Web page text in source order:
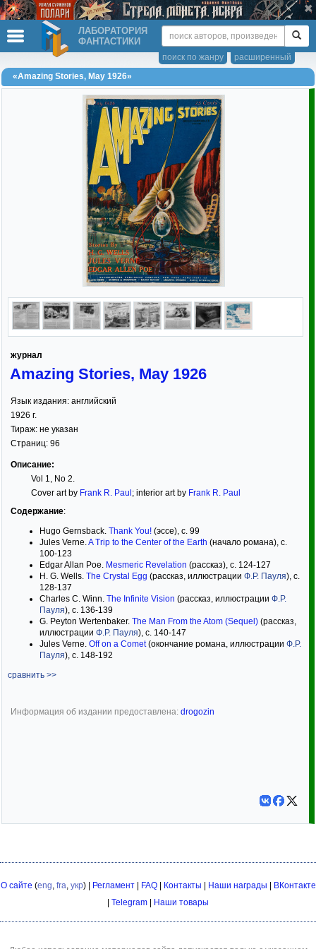
ЛАБОРАТОРИЯ
ФАНТАСТИКИ
расширенный
поиск по жанру
«Amazing Stories, May 1926»
журнал
Amazing Stories, May 1926
Язык издания: английский
1926 г.
Тираж: не указан
Страниц: 96
Описание:
Vol 1, No 2.
Cover art by Frank R. Paul ; interior art by Frank R. Paul
Содержание:
Hugo Gernsback. Thank You! (эссе), с. 99
Jules Verne.A Trip to the Center of the Earth (начало романа), с.
100-123
Edgar Allan Poe. Mesmeric Revelation (рассказ), с. 124-127
H. G. Wells. The Crystal Egg (рассказ, иллюстрации Ф.Р. Пауля), с.
128-137
Charles C. Winn. The Infinite Vision (рассказ, иллюстрации Ф.Р.
Пауля), с. 136-139
G. Peyton Wertenbaker. The Man From the Atom (Sequel) (рассказ,
иллюстрации Ф.Р. Пауля), с. 140-147
Jules Verne. Off on a Comet(окончание романа, иллюстрации Ф.Р.
Пауля), с. 148-192
сравнить >>
Информация об издании предоставлена: drogozin
О сайте (eng, fra, укр) | Регламент| FAQ| Контакты Наши награды
ВКонтакте
Telegram Наши товары